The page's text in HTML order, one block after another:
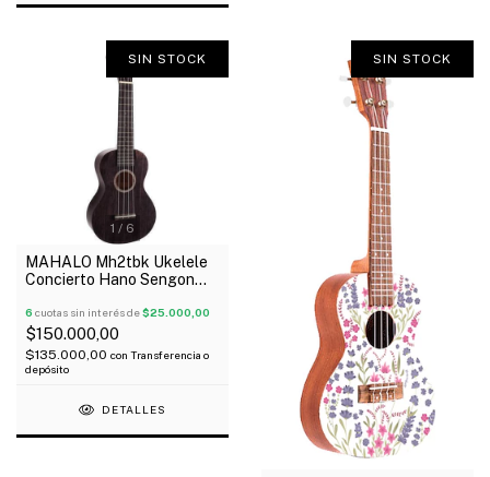
1 / 6
SIN STOCK
MAHALO Mh2tbk Ukelele
Concierto Hano Sengon
Oferta!
6 cuotas sin interés de$25.000,00
$150.000,00
$135.000,00 con Transferencia o
depósito
DETALLES
SIN STOCK